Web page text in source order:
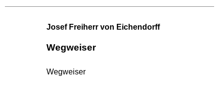
Josef Freiherr von Eichendorff
Wegweiser
Wegweiser